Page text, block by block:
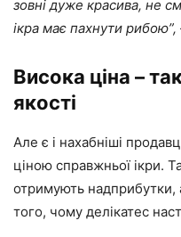
зовні дуже красива, не
ікра має пахнути рибою”,
Висока ціна –
якості
Але є і нахабніші
ціною справжньої ікри.
отримують
того, чому делікатес